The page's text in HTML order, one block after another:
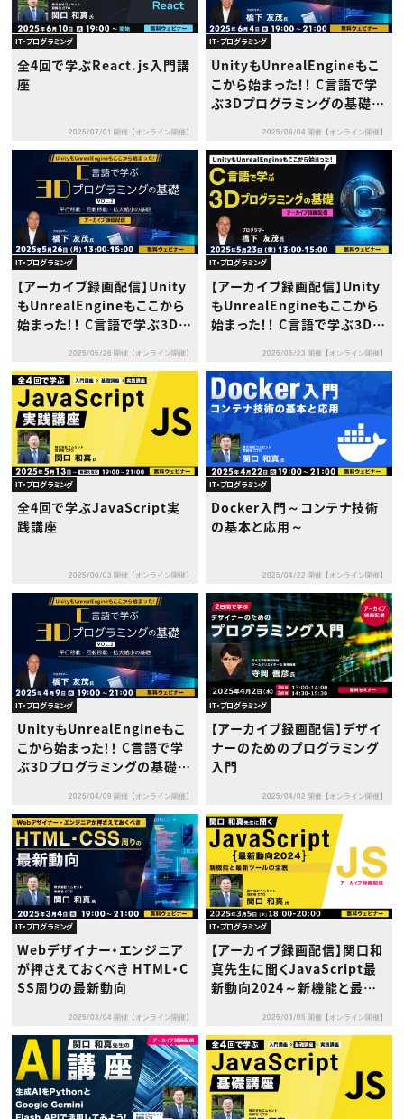
IT・プログラミング
全4回で学ぶReact.js入門講
座
2025/07/01 開催【オンライン開催】
IT・プログラミング
UnityもUnrealEngineもこ
こから始まった！！ C言語で学
ぶ3Dプログラミングの基礎 V
D表現を実現する～
2025/06/04 開催【オンライン開催】
IT・プログラミング
【アーカイブ録画配信】Unity
もUnrealEngineもここから
始まった！！ C言語で学ぶ3Dプ
平行移動・回転移動・拡大縮
小の基礎～
2025/05/26 開催【オンライン開催】
IT・プログラミング
【アーカイブ録画配信】Unity
もUnrealEngineもここから
始まった！！ C言語で学ぶ3Dプ
2025/05/23 開催【オンライン開催】
IT・プログラミング
全4回で学ぶJavaScript実
践講座
2025/06/03 開催【オンライン開催】
IT・プログラミング
Docker入門～コンテナ技術
の基本と応用～
2025/04/22 開催【オンライン開催】
IT・プログラミング
UnityもUnrealEngineもこ
こから始まった！！ C言語で学
ぶ3Dプログラミングの基礎 V
拡大縮小の基礎～
2025/04/09 開催【オンライン開催】
IT・プログラミング
【アーカイブ録画配信】デザイ
ナーのためのプログラミング
入門
2025/04/02 開催【オンライン開催】
IT・プログラミング
Webデザイナー・エンジニア
が押さえておくべき HTML・C
SS周りの最新動向
2025/03/04 開催【オンライン開催】
IT・プログラミング
【アーカイブ録画配信】関口和
真先生に聞くJavaScript最
新動向2024～新機能と最新
2025/03/05 開催【オンライン開催】